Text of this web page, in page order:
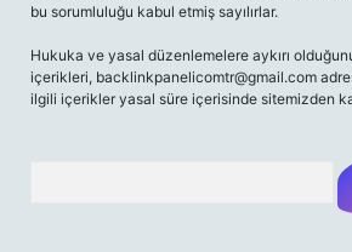
bu sorumluluğu kabul etmiş sayılırlar.
Hukuka ve yasal düzenlemelere aykırı
içerikleri, backlinkpanelicomtr@gmail.com
ilgili içerikler yasal süre içerisinde sitemizden